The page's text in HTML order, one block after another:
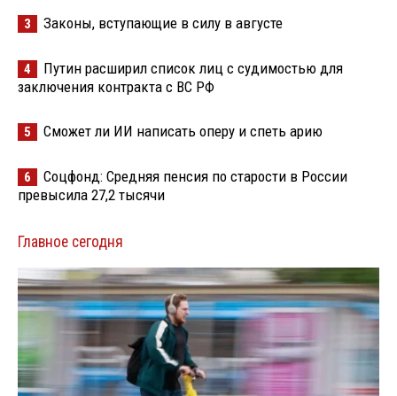
3 Законы, вступающие в силу в августе
4
Путин расширил список лиц с судимостью для
заключения контракта с ВС РФ
5 Сможет ли ИИ написать оперу и спеть арию
6
Соцфонд: Средняя пенсия по старости в России
превысила 27,2 тысячи
Главное сегодня